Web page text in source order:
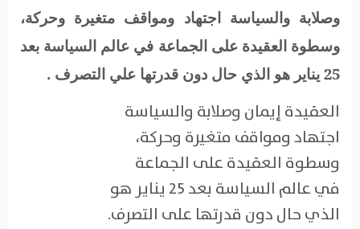
وصلابة والسياسة اجتهاد ومواقف متغيرة وحركة،
وسطوة العقيدة على الجماعة في عالم السياسة بعد
25 يناير هو الذي حال دون قدرتها علي التصرف .
العقيدة إيمان وصلابة والسياسة
اجتهاد ومواقف متغيرة وحركة،
وسطوة العقيدة على الجماعة
في عالم السياسة بعد 25 يناير هو
الذي حال دون قدرتها على التصرف.